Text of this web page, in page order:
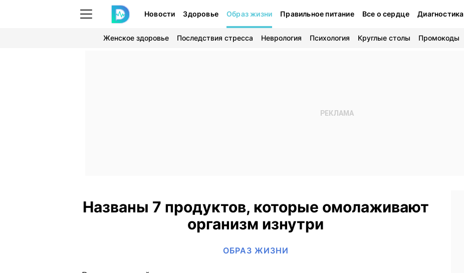
Новости Здоровье Образ жизни Правильное питание Все о сердце Диагностика
Женское здоровье Последствия стресса Неврология Психология Круглые столы Промокоды
Названы 7 продуктов, которые омолаживают
организм изнутри
ОБРАЗ ЖИЗНИ